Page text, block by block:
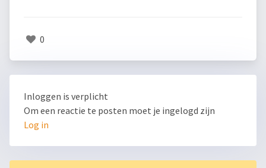
0
Inloggen is verplicht
Om een reactie te posten moet je ingelogd zijn
Log in